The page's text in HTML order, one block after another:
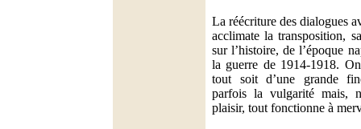
La réécriture des dialogues
acclimate la transposition,
sur l’histoire, de l’époque
la guerre de 1914-1918.
tout soit d’une grande
parfois la vulgarité mais,
plaisir, tout fonctionne à